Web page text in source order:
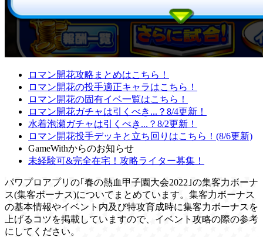
ロマン開花攻略まとめはこちら！
ロマン開花の投手適正キャラはこちら！
ロマン開花の固有イベ一覧はこちら！
ロマン開花ガチャは引くべき...？8/4更新！
水着泡瀬ガチャは引くべき...？8/2更新！
ロマン開花投手デッキと立ち回りはこちら！(8/6更新)
GameWithからのお知らせ
未経験可&完全在宅！攻略ライター募集！
パワプロアプリの｢春の熱血甲子園大会2022｣の集客力ボーナ
ス(集客ボーナス)についてまとめています。集客力ボーナス
の基本情報やイベント内及び特攻育成時に集客力ボーナスを
上げるコツを掲載していますので、イベント攻略の際の参考
にしてください。